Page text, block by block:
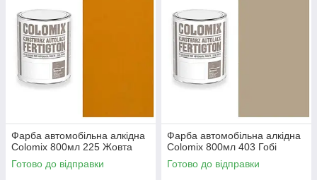
Фарба автомобільна алкідна
Colomix 800мл 225 Жовта
Готово до відправки
Фарба автомобільна алкідна
Colomix 800мл 403 Гобі
Готово до відправки